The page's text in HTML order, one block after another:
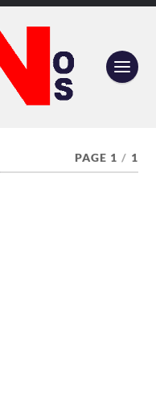
PAGE 1 / 1